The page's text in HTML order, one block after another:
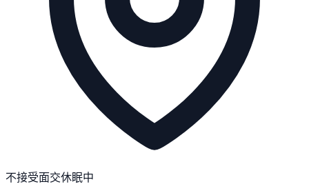
不接受面交休眠中